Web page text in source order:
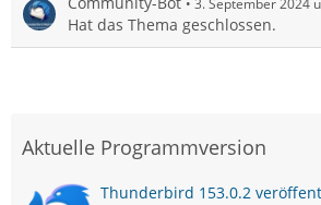
3. September 2024
Hat das Thema geschlossen.
Aktuelle Programmversion
Thunderbird 153.0.2